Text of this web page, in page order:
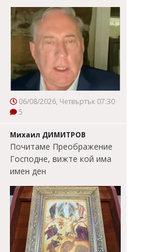
06/08/2026, Четвъртък 07:30
5
Михаил ДИМИТРОВ
Почитаме Преображение
Господне, вижте кой има
имен ден